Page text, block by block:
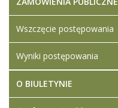
Wszczęcie postępowania
Wyniki postępowania
O BIULETYNIE